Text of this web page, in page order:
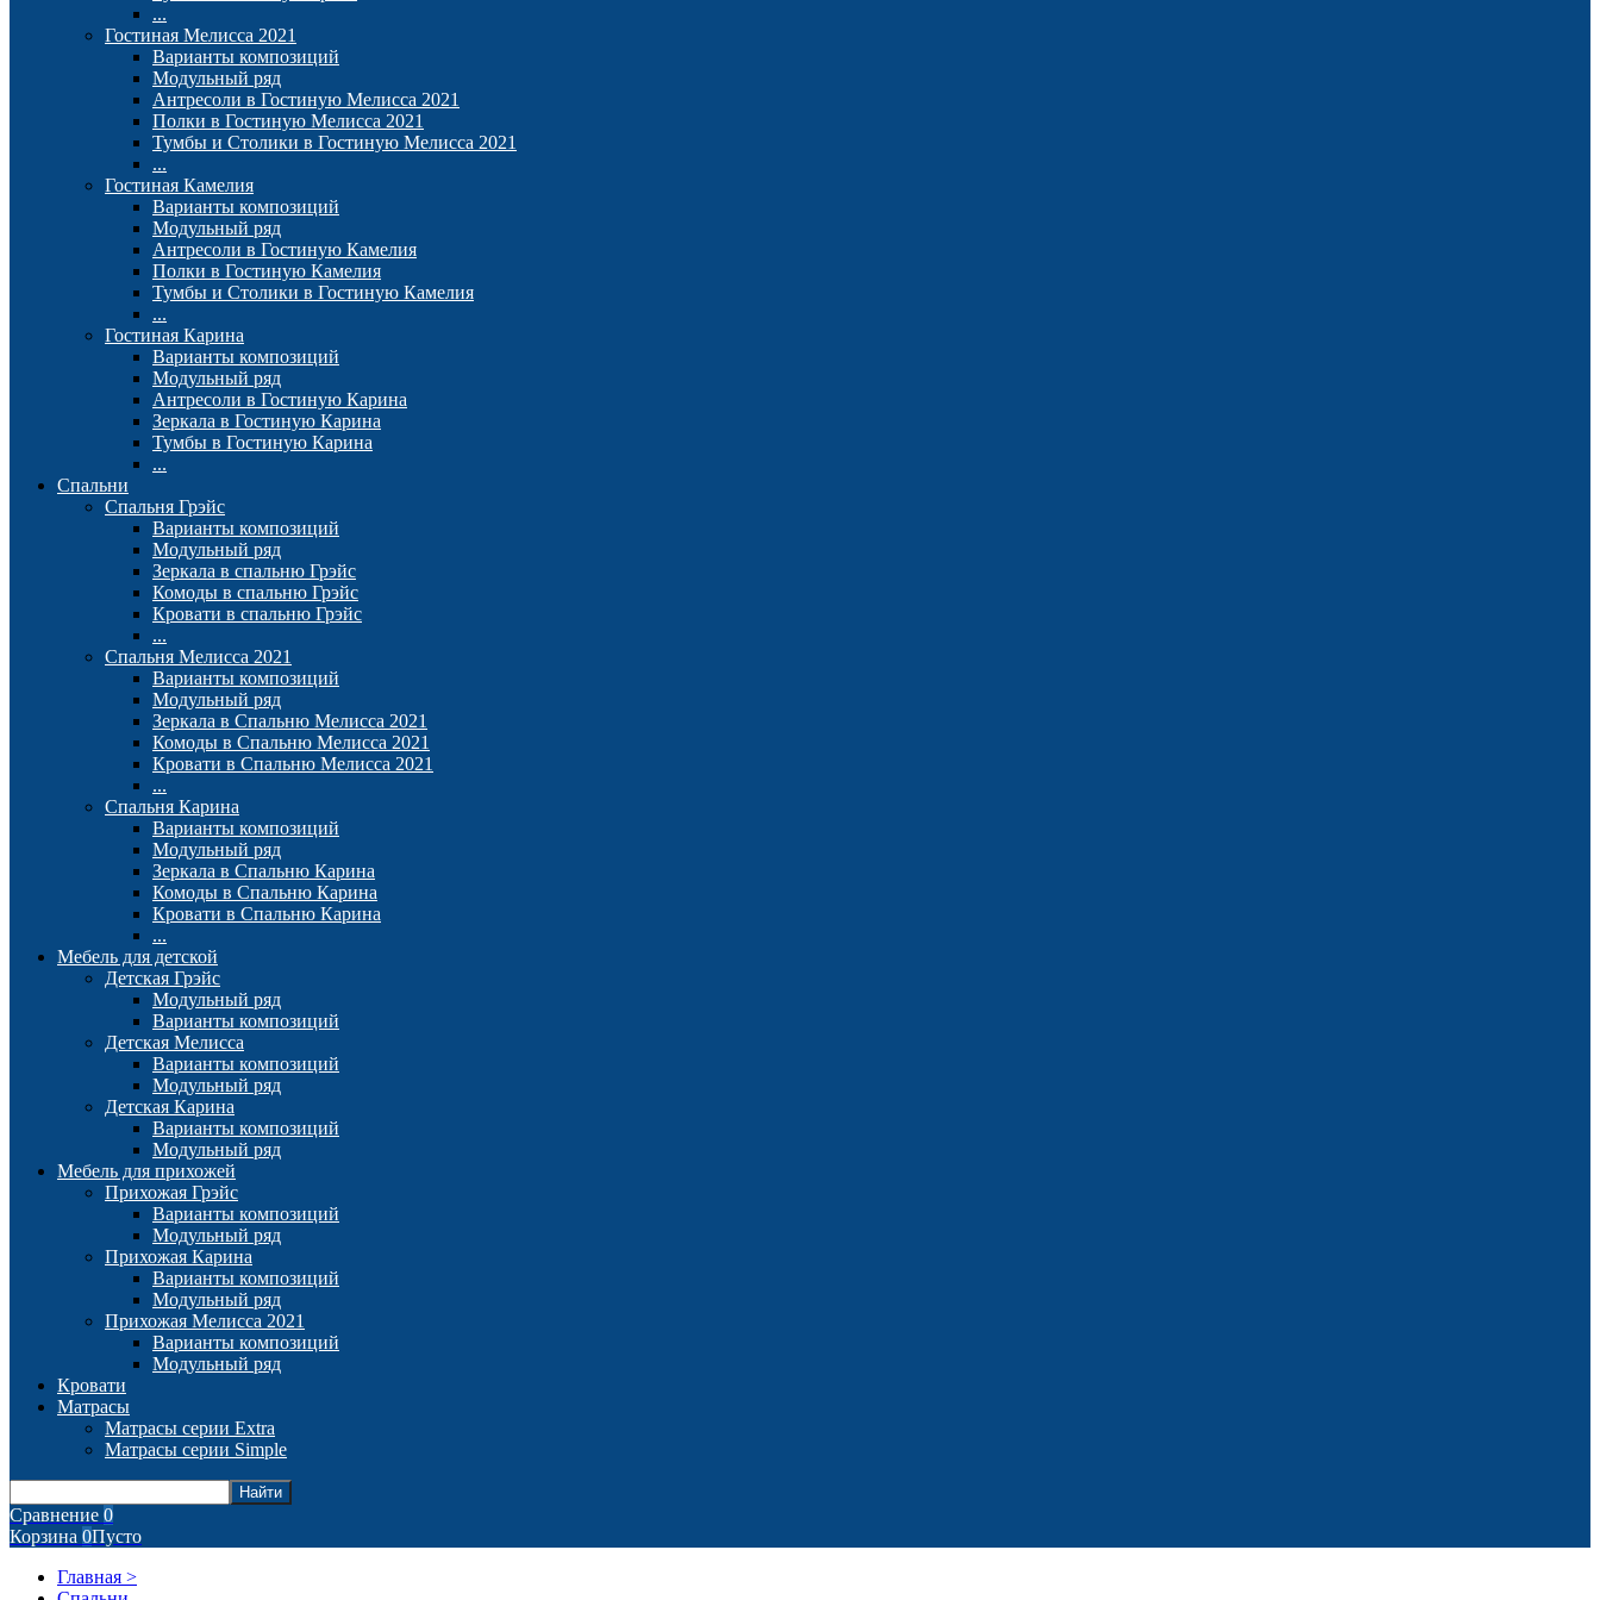
...
Гостиная Мелисса 2021
Варианты композиций
Модульный ряд
Антресоли в Гостиную Мелисса 2021
Полки в Гостиную Мелисса 2021
Тумбы и Столики в Гостиную Мелисса 2021
...
Гостиная Камелия
Варианты композиций
Модульный ряд
Антресоли в Гостиную Камелия
Полки в Гостиную Камелия
Тумбы и Столики в Гостиную Камелия
...
Гостиная Карина
Варианты композиций
Модульный ряд
Антресоли в Гостиную Карина
Зеркала в Гостиную Карина
Тумбы в Гостиную Карина
...
Спальни
Спальня Грэйс
Варианты композиций
Модульный ряд
Зеркала в спальню Грэйс
Комоды в спальню Грэйс
Кровати в спальню Грэйс
...
Спальня Мелисса 2021
Варианты композиций
Модульный ряд
Зеркала в Спальню Мелисса 2021
Комоды в Спальню Мелисса 2021
Кровати в Спальню Мелисса 2021
...
Спальня Карина
Варианты композиций
Модульный ряд
Зеркала в Спальню Карина
Комоды в Спальню Карина
Кровати в Спальню Карина
...
Мебель для детской
Детская Грэйс
Модульный ряд
Варианты композиций
Детская Мелисса
Варианты композиций
Модульный ряд
Детская Карина
Варианты композиций
Модульный ряд
Мебель для прихожей
Прихожая Грэйс
Варианты композиций
Модульный ряд
Прихожая Карина
Варианты композиций
Модульный ряд
Прихожая Мелисса 2021
Варианты композиций
Модульный ряд
Кровати
Матрасы
Матрасы серии Extra
Матрасы серии Simple
Сравнение 0
Корзина 0Пусто
Главная >